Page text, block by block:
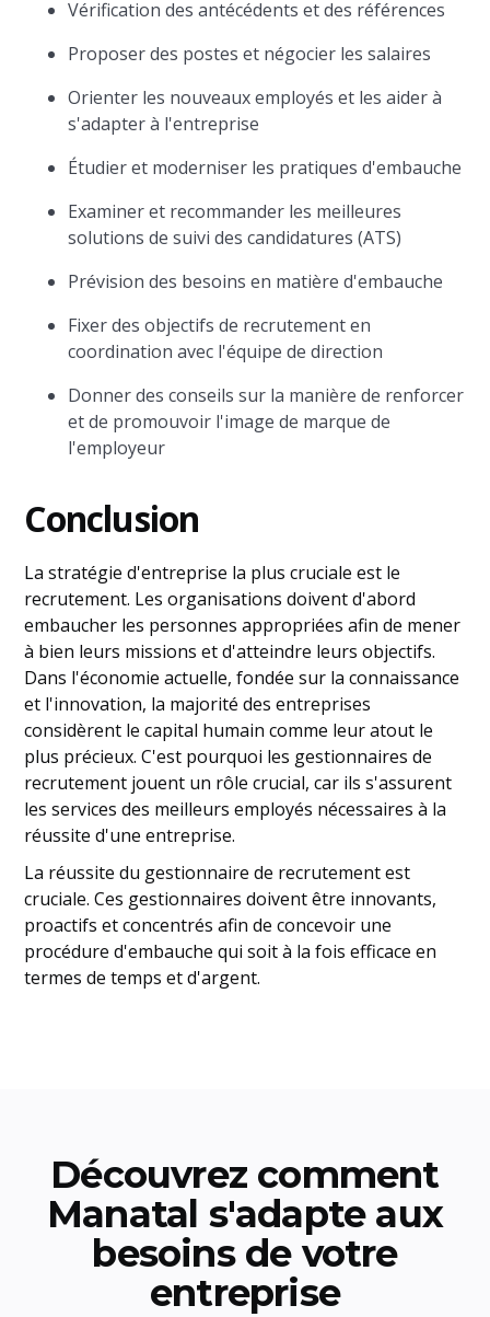
Vérification des antécédents et des références
Proposer des postes et négocier les salaires
Orienter les nouveaux employés et les aider à
s'adapter à l'entreprise
Étudier et moderniser les pratiques d'embauche
Examiner et recommander les meilleures
solutions de suivi des candidatures (ATS)
Prévision des besoins en matière d'embauche
Fixer des objectifs de recrutement en
coordination avec l'équipe de direction
Donner des conseils sur la manière de renforcer
et de promouvoir l'image de marque de
l'employeur
Conclusion
La stratégie d'entreprise la plus cruciale est le
recrutement. Les organisations doivent d'abord
embaucher les personnes appropriées afin de mener
à bien leurs missions et d'atteindre leurs objectifs.
Dans l'économie actuelle, fondée sur la connaissance
et l'innovation, la majorité des entreprises
considèrent le capital humain comme leur atout le
plus précieux. C'est pourquoi les gestionnaires de
recrutement jouent un rôle crucial, car ils s'assurent
les services des meilleurs employés nécessaires à la
réussite d'une entreprise.
La réussite du gestionnaire de recrutement est
cruciale. Ces gestionnaires doivent être innovants,
proactifs et concentrés afin de concevoir une
procédure d'embauche qui soit à la fois efficace en
termes de temps et d'argent.
Découvrez comment
Manatal s'adapte aux
besoins de votre
entreprise